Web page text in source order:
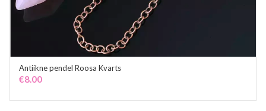
ADD TO CART
Antiikne pendel Roosa Kvarts
€8.00